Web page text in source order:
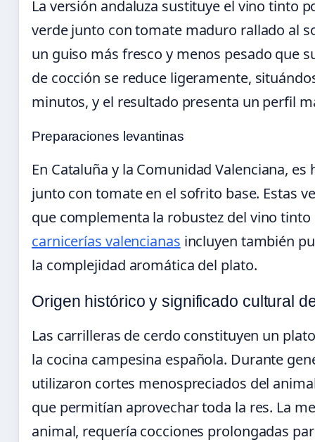
La versión andaluza sustituye el vino tinto
verde junto con tomate maduro rallado al
un guiso más fresco y menos pesado que
de cocción se reduce ligeramente,
minutos, y el resultado presenta un perfil
Preparaciones levantinas
En Cataluña y la Comunidad Valenciana,
junto con tomate en el sofrito base. Estas
que complementa la robustez del vino
carnicerías valencianas incluyen también
la complejidad aromática del plato.
Origen histórico y significado cultural
Las carrilleras de cerdo constituyen un
la cocina campesina española. Durante
utilizaron cortes menospreciados del
que permitían aprovechar toda la res. La
animal, requería cocciones prolongadas